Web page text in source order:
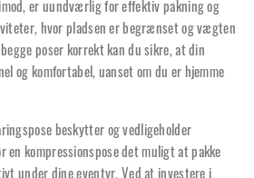
er uundværlig for effektiv pakning og
hvor pladsen er begrænset og vægten
poser korrekt kan du sikre, at din
og komfortabel, uanset om du er hjemme
beskytter og vedligeholder
en kompressionspose det muligt at pakke